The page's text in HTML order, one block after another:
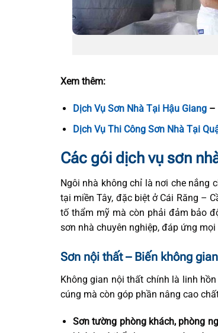
Xem thêm:
Dịch Vụ Sơn Nhà Tại Hậu Giang–
Dịch Vụ Thi Công Sơn Nhà Tại
Các gói dịch vụ sơn
Ngôi nhà không chỉ là nơi che nắng
tại miền Tây, đặc biệt ở Cái Răng –
tố thẩm mỹ mà còn phải đảm bảo
sơn nhà chuyên nghiệp, đáp ứng
Sơn nội thất – Biến không
Không gian nội thất chính là linh
cúng mà còn góp phần nâng cao
Sơn tường phòng khách, phòng